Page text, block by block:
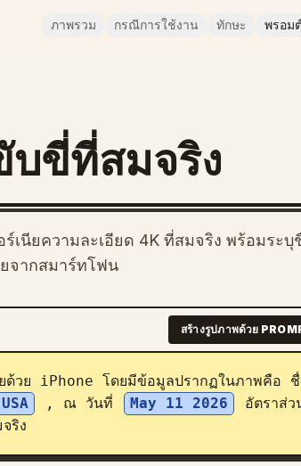
ภาพรวม กรณีการใช้งาน ทักษะ พรอมต์
บขี่ที่สมจริง
เนียความละเอียด 4K ที่สมจริง พร้อมระบุ
จากสมาร์ทโฟน
สร้างรูปภาพด้วย
ด้วย iPhone โดยมีข้อมูลปรากฏในภาพคือ
, ณ วันที่ May 11 2026
อัตราส่
ริง